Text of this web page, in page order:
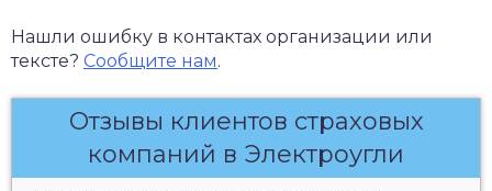
Нашли ошибку в контактах организации или
тексте? Сообщите нам.
Отзывы клиентов страховых
компаний в Электроугли